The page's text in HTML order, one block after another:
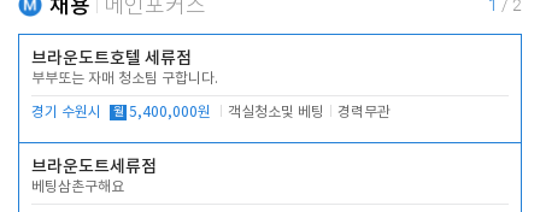
채용 메인포커스 1 / 2
브라운도트호텔 세류점
부부또는 자매 청소팀 구합니다.
경기 수원시 월 5,400,000원 객실청소및 베팅 경력무관
브라운도트세류점
베팅삼촌구해요